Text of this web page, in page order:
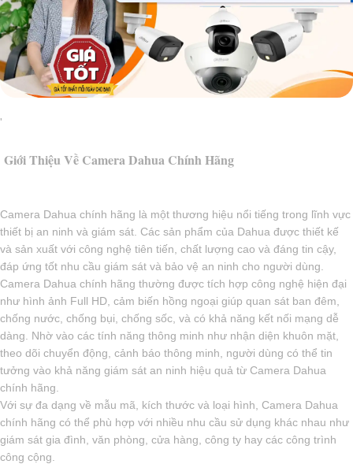
'
Giới Thiệu Về Camera Dahua Chính Hãng
Camera Dahua chính hãng là một thương hiệu nổi tiếng trong lĩnh vực
thiết bị an ninh và giám sát. Các sản phẩm của Dahua được thiết kế
và sản xuất với công nghệ tiên tiến, chất lượng cao và đáng tin cậy,
đáp ứng tốt nhu cầu giám sát và bảo vệ an ninh cho người dùng.
Camera Dahua chính hãng thường được tích hợp công nghệ hiện đại
như hình ảnh Full HD, cảm biến hồng ngoại giúp quan sát ban đêm,
chống nước, chống bụi, chống sốc, và có khả năng kết nối mạng dễ
dàng. Nhờ vào các tính năng thông minh như nhận diện khuôn mặt,
theo dõi chuyển động, cảnh báo thông minh, người dùng có thể tin
tưởng vào khả năng giám sát an ninh hiệu quả từ Camera Dahua
chính hãng.
Với sự đa dạng về mẫu mã, kích thước và loại hình, Camera Dahua
chính hãng có thể phù hợp với nhiều nhu cầu sử dụng khác nhau như
giám sát gia đình, văn phòng, cửa hàng, công ty hay các công trình
công cộng.